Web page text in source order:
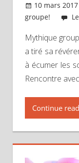
10 mars 2017
groupe!
Mythique
a tiré sa
à écumer les
Rencontre
Continue